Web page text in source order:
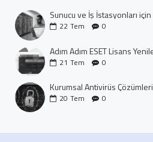
22 Tem 0
21 Tem 0
Kurumsal Antivirüs Çözümleri
20 Tem 0